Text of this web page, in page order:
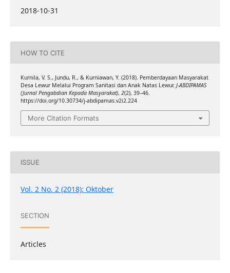
2018-10-31
HOW TO CITE
Kurnila, V. S., Jundu, R., & Kurniawan, Y. (2018). Pemberdayaan Masyarakat
Desa Lewur Melalui Program Sanitasi dan Anak Natas Lewur. J-ABDIPAMAS
(Jurnal Pengabdian Kepada Masyarakat), 2(2), 39–46.
https://doi.org/10.30734/j-abdipamas.v2i2.224
More Citation Formats
ISSUE
Vol. 2 No. 2 (2018): Oktober
SECTION
Articles